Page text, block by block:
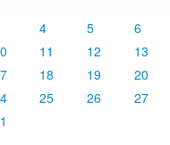
4 5 6
11 12 13
18 19 20
25 26 27